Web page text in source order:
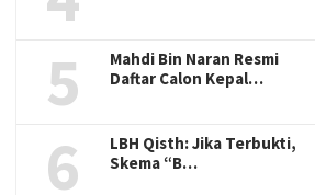
5
Mahdi Bin Naran Resmi
Daftar Calon Kepal…
6
LBH Qisth: Jika Terbukti,
Skema “B…